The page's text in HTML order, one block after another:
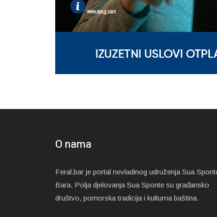
O nama
Feral.bar je portal nevladinog udruženja Sua
Bara. Polja djelovanja Sua Sponte su građansko
društvo, pomorska tradicija i kulturna baština.